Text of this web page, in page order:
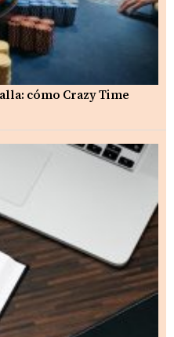
cómo Crazy Time